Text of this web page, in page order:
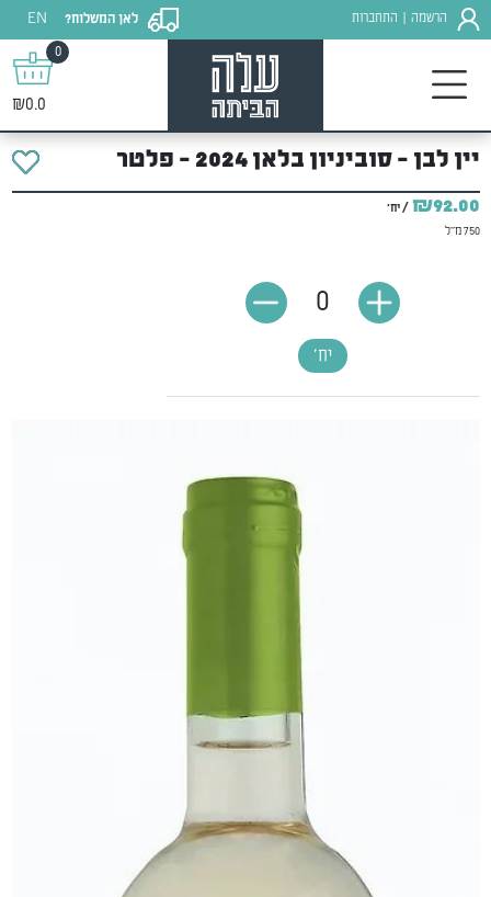
הרשמה התחברות לאן המשלוח?
EN
0
₪0.0
יין לבן - סוביניון בלאן 2024 - פלטר
₪92.00 / יח'
750 מ"ל
יח'
0